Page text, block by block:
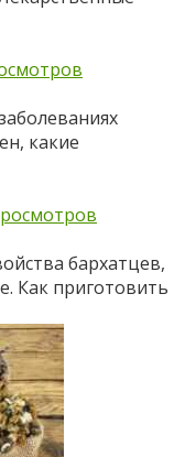
какие
бархатцев,
Как приготовить